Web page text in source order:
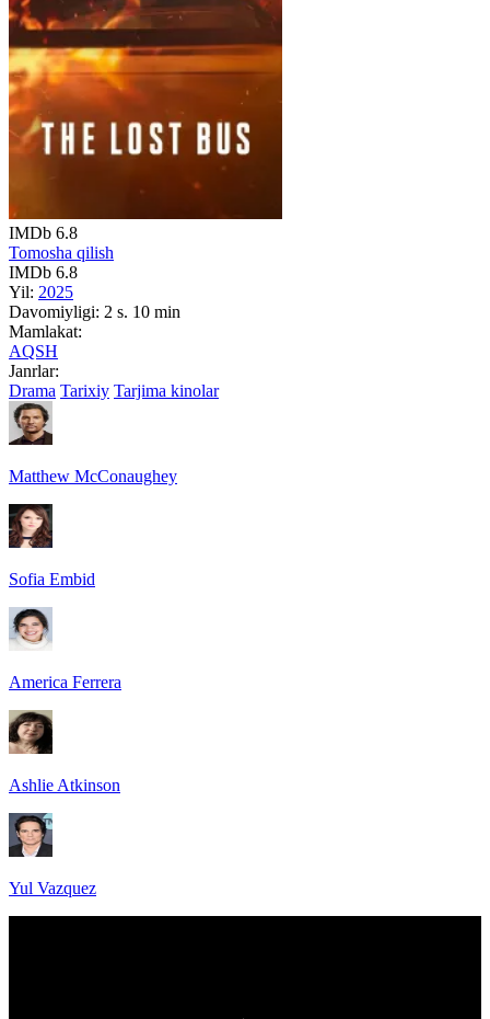
IMDb 6.8
Tomosha qilish
IMDb 6.8
Yil: 2025
Davomiyligi: 2 s. 10 min
Mamlakat:
AQSH
Janrlar:
Drama Tarixiy Tarjima kinolar
Matthew McConaughey
Sofia Embid
America Ferrera
Ashlie Atkinson
Yul Vazquez